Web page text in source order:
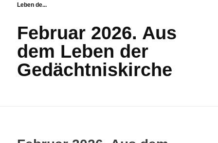
Leben de...
Februar 2026. Aus
dem Leben der
Gedächtniskirche